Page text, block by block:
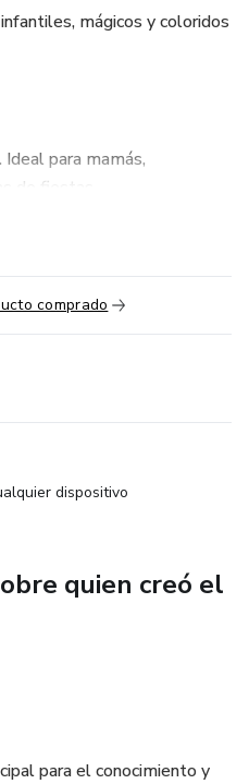
mágicos y coloridos
para mamás,
de fiestas.
que cada detalle de tu
comprado
dispositivo
quien creó el
para el conocimiento y